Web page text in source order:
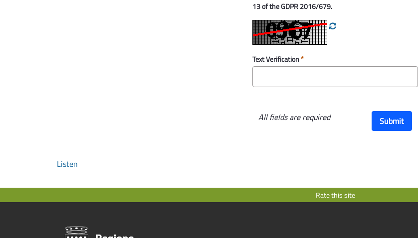
13 of the GDPR 2016/679.
Text Verification
All fields are required Submit
Listen
Rate this site